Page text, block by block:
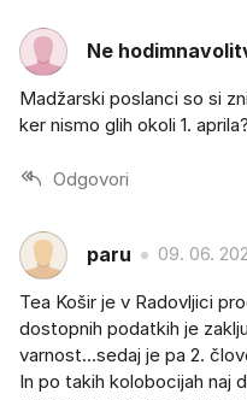
Ne
Madžarski poslanci so si
ker nismo glih okoli 1.
Odgovori
paru 09. 06.
Tea Košir je v Radovljici
dostopnih podatkih je
varnost...sedaj je pa 2.
In po takih kolobocijah naj